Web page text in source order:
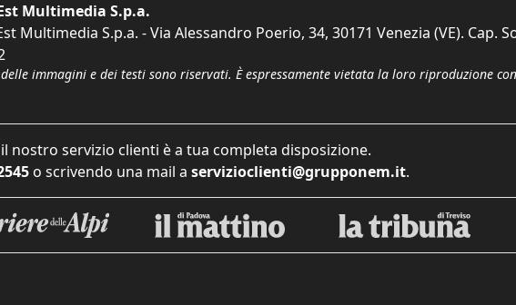
Multimedia S.p.a.
Multimedia S.p.a. - Via Alessandro Poerio, 34, 30171 Venezia (VE). Cap.
immagini e dei testi sono riservati. È espressamente vietata la loro riproduzione
nostro servizio clienti è a tua completa disposizione.
o scrivendo una mail a servizioclienti@grupponem.it.